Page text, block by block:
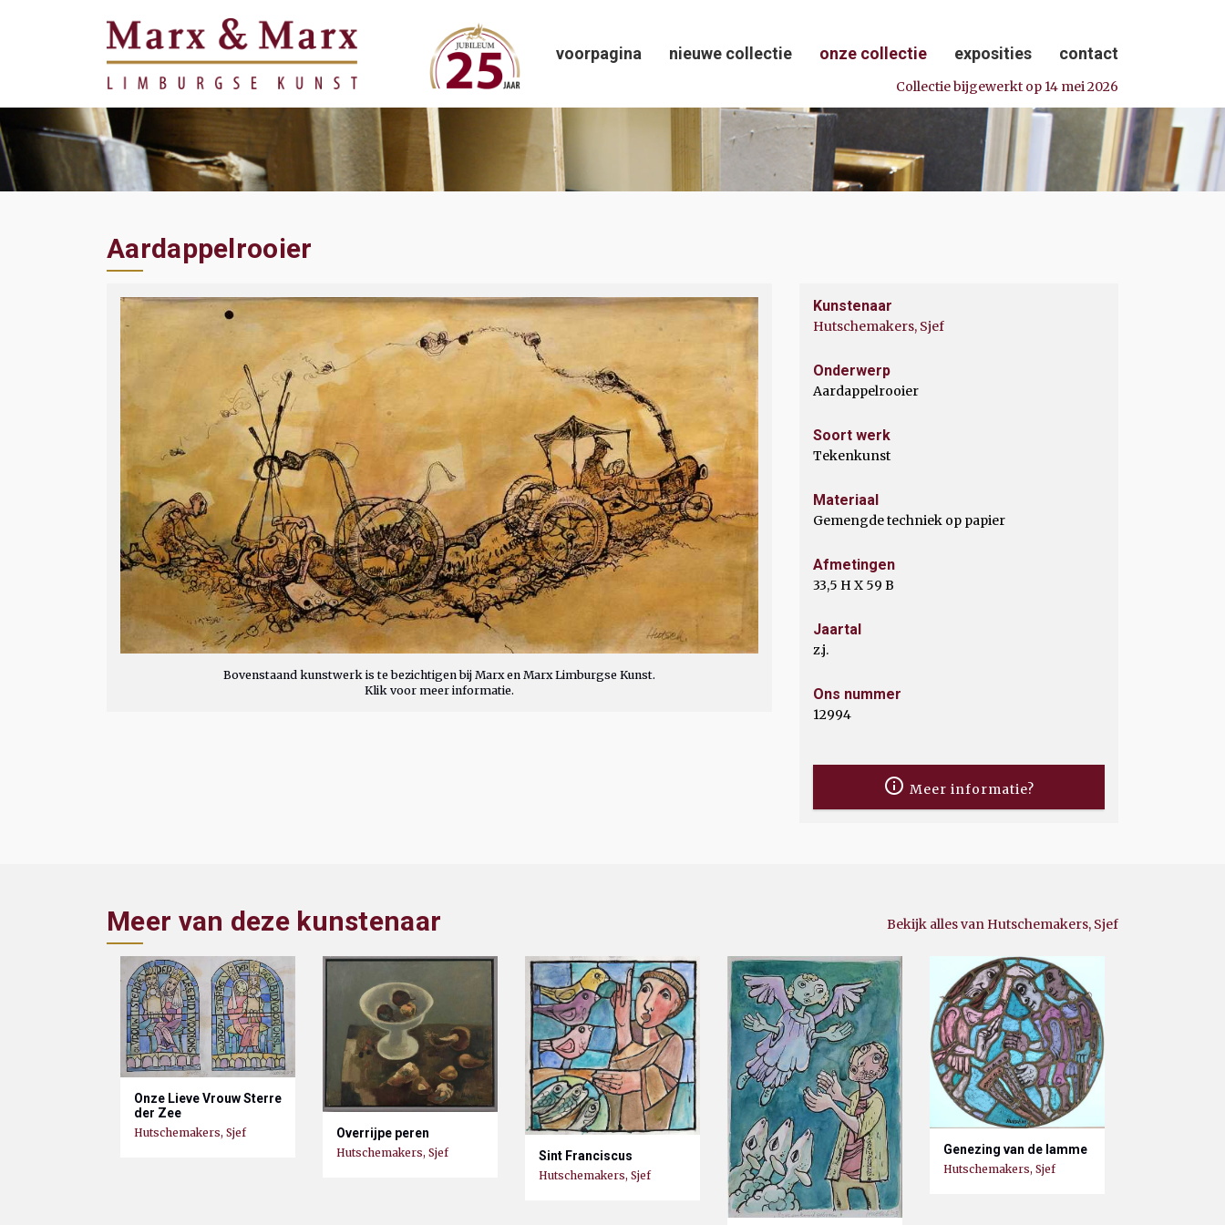
Collectie bijgewerkt op 14 mei 2026
voorpagina nieuwe collectie onze collectie exposities contact
Aardappelrooier
Bovenstaand kunstwerk is te bezichtigen bij Marx en Marx Limburgse Kunst.
Klik voor meer informatie.
Kunstenaar
Hutschemakers, Sjef
Onderwerp
Aardappelrooier
Soort werk
Tekenkunst
Materiaal
Gemengde techniek op papier
Afmetingen
33,5 H X 59 B
Jaartal
z.j.
Ons nummer
12994
Meer informatie?
Meer van deze kunstenaar Bekijk alles van Hutschemakers, Sjef
Onze Lieve Vrouw Sterre
der Zee
Hutschemakers, Sjef Overrijpe peren
Hutschemakers, Sjef Sint Franciscus
Hutschemakers, Sjef
Genezing van de lamme
Hutschemakers, Sjef